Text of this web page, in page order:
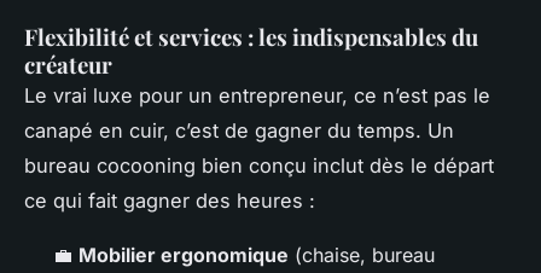
Flexibilité et services : les indispensables du
créateur
Le vrai luxe pour un entrepreneur, ce n’est pas le
canapé en cuir, c’est de gagner du temps. Un
bureau cocooning bien conçu inclut dès le départ
ce qui fait gagner des heures :
💼 Mobilier ergonomique (chaise, bureau